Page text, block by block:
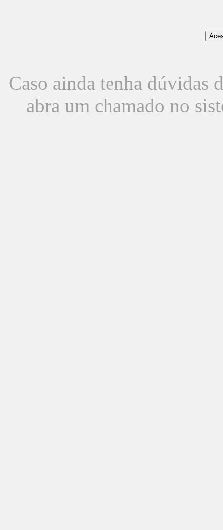
Caso ainda tenha dúvidas
abra um chamado no